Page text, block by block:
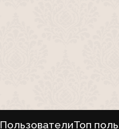
ПользователиТоп